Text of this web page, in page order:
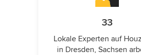
33
Lokale Experten auf
in Dresden, Sachsen